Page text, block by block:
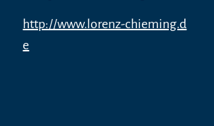
http://www.lorenz-chieming.d
e